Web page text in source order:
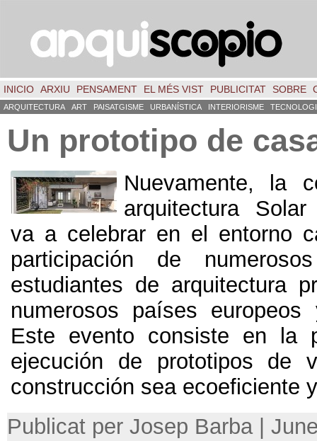
INICIO ARXIU PENSAMENT EL MÉS VIST PUBLICITAT SOBRE
ARQUITECTURA ART PAISATGISME URBANÍSTICA INTERIORISME
Un prototipo de
Nuevamente,
la
arquitectura
va a celebrar en el entorno
participación de
estudiantes de arquitectura
numerosos países europeos
Este evento consiste en la
ejecución de prototipos de
construcción sea ecoeficiente
Publicat per Josep Barba |